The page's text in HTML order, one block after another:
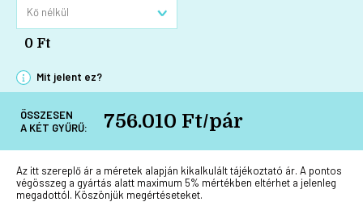
0 Ft
Mit jelent ez?
ÖSSZESEN
A KÉT GYŰRŰ:
756.010 Ft/pár
Az itt szereplő ár a méretek alapján kikalkulált tájékoztató ár. A pontos
végösszeg a gyártás alatt maximum 5% mértékben eltérhet a jelenleg
megadottól. Köszönjük megértéseteket.